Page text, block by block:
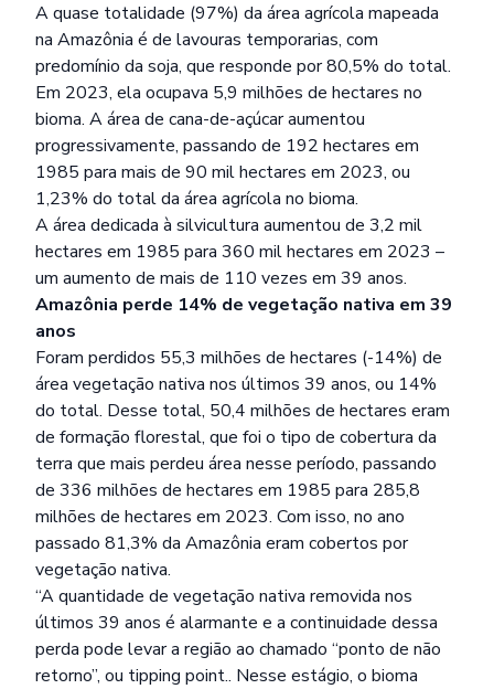
A quase totalidade (97%) da área agrícola mapeada
na Amazônia é de lavouras temporarias, com
predomínio da soja, que responde por 80,5% do total.
Em 2023, ela ocupava 5,9 milhões de hectares no
bioma. A área de cana-de-açúcar aumentou
progressivamente, passando de 192 hectares em
1985 para mais de 90 mil hectares em 2023, ou
1,23% do total da área agrícola no bioma.
A área dedicada à silvicultura aumentou de 3,2 mil
hectares em 1985 para 360 mil hectares em 2023 –
um aumento de mais de 110 vezes em 39 anos.
Amazônia perde 14% de vegetação nativa em 39
anos
Foram perdidos 55,3 milhões de hectares (-14%) de
área vegetação nativa nos últimos 39 anos, ou 14%
do total. Desse total, 50,4 milhões de hectares eram
de formação florestal, que foi o tipo de cobertura da
terra que mais perdeu área nesse período, passando
de 336 milhões de hectares em 1985 para 285,8
milhões de hectares em 2023. Com isso, no ano
passado 81,3% da Amazônia eram cobertos por
vegetação nativa.
“A quantidade de vegetação nativa removida nos
últimos 39 anos é alarmante e a continuidade dessa
perda pode levar a região ao chamado “ponto de não
retorno”, ou tipping point.. Nesse estágio, o bioma